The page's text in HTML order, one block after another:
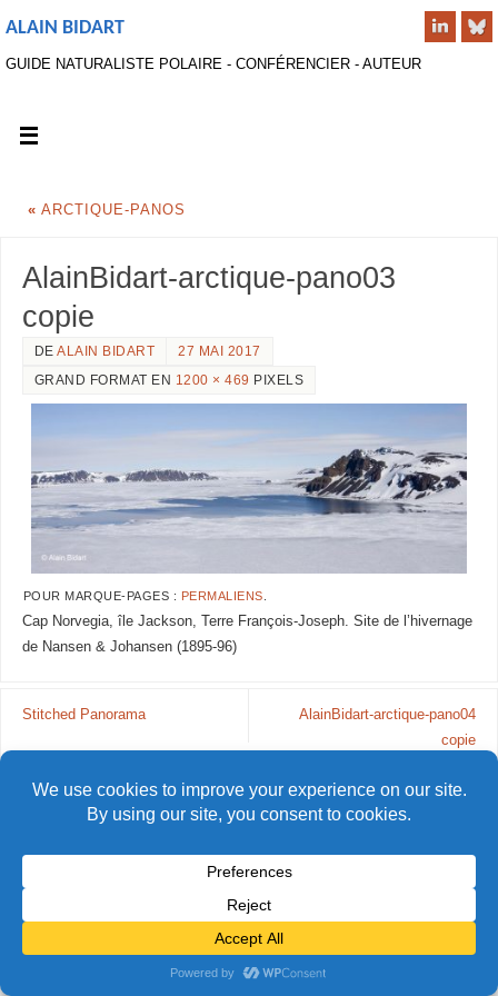
ALAIN BIDART
GUIDE NATURALISTE POLAIRE - CONFÉRENCIER - AUTEUR
« ARCTIQUE-PANOS
AlainBidart-arctique-pano03
copie
DEALAIN BIDART
27 MAI 2017
GRAND FORMAT EN 1200 × 469 PIXELS
POUR MARQUE-PAGES : PERMALIENS
Cap Norvegia, île Jackson, Terre François-Joseph. Site de l’hivernage
de Nansen & Johansen (1895-96)
Stitched Panorama
AlainBidart-arctique-pano04
copie
FIÈREMENT PROPULSÉ PARPARABOLA